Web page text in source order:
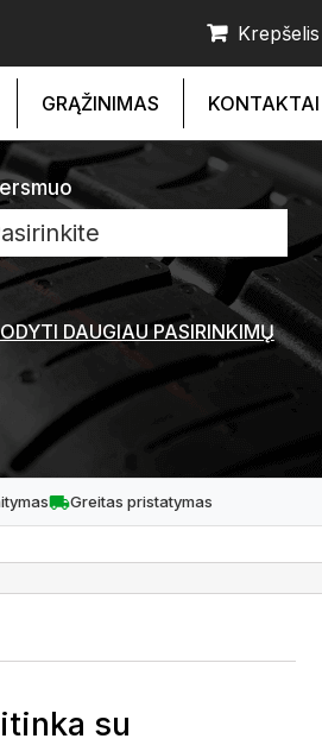
Krepšelis
GRĄŽINIMAS KONTAKTAI
DAUGIAU PASIRINKIMŲ
Greitas pristatymas
su